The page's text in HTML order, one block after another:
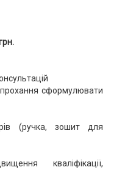
.
сформулювати
(ручка, зошит для
кваліфікації,